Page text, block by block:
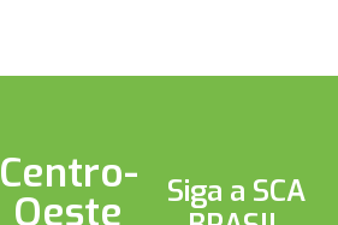
Centro-
Oeste
Siga a SCA